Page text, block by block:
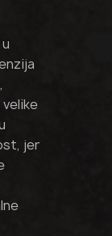
jer